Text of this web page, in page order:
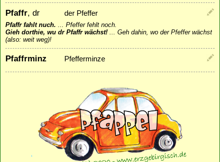
Pfaffr, dr der Pfeffer
Pfaffr fahlt nuch.
Pfeffer fehlt noch.
Gieh dorthie, wu dr Pfaffr wächst!
Geh dahin, wo der Pfeffer wächst
(also: weit weg)!
Pfaffrminz Pfefferminze